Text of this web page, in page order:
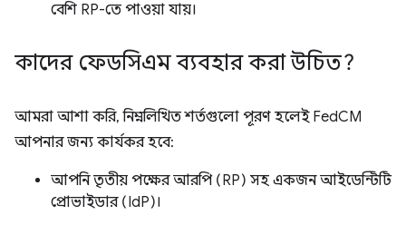
বেশি RP-তে পাওয়া যায়।
কাদের ফেডসিএম ব্যবহার করা উচিত?
আমরা আশা করি, নিম্নলিখিত শর্তগুলো পূরণ হলেই FedCM
আপনার জন্য কার্যকর হবে:
আপনি তৃতীয় পক্ষের আরপি (RP) সহ একজন আইডেন্টিটি
প্রোভাইডার (IdP)।